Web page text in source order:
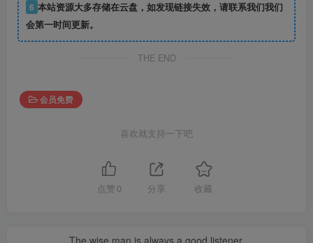
6 本站资源大多存储在云盘，如发现链接失效，请联系我们我们
会第一时间更新。
THE END
会员免费
喜欢就支持一下吧
点赞 0 分享 收藏